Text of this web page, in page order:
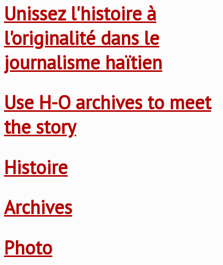
Unissez l'histoire à
l'originalité dans le
journalisme haïtien
Use H-O archives to meet
the story
Histoire
Archives
Photo